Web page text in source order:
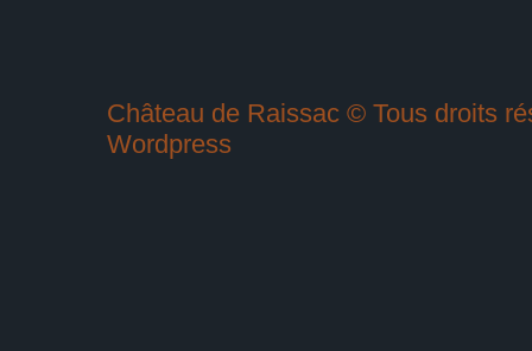
Château de Raissac © Tous droits
Wordpress